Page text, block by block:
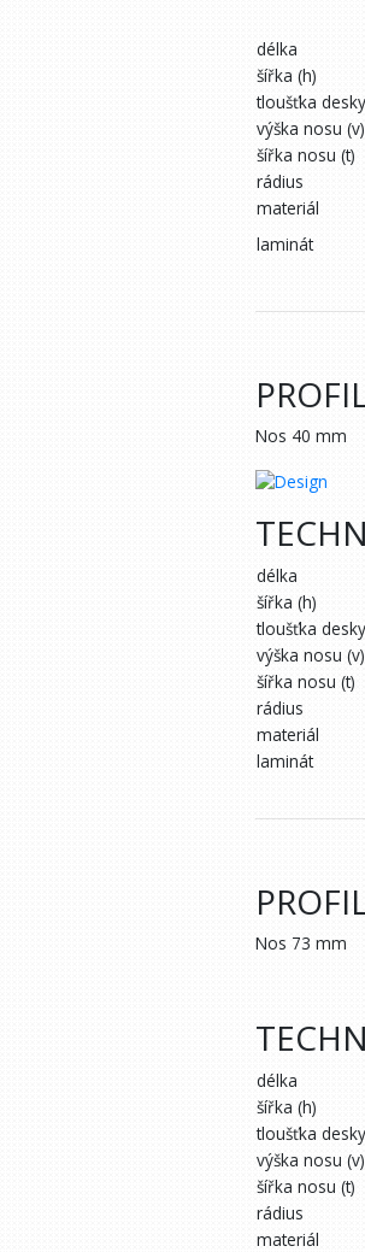
délka
šířka (h)
tloušťka
výška nosu (v)
šířka nosu (t)
rádius
materiál
laminát
Nos 40 mm
délka
šířka (h)
tloušťka
výška nosu (v)
šířka nosu (t)
rádius
materiál
laminát
Nos 73 mm
délka
šířka (h)
tloušťka
výška nosu (v)
šířka nosu (t)
rádius
materiál